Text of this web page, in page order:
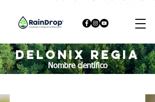
Delonix regia
Nombre científico